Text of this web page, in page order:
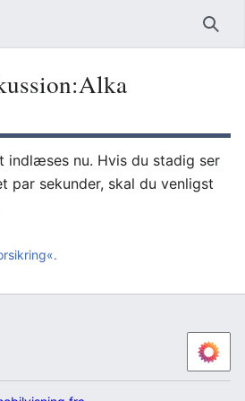
Søg
indlæses nu. Hvis du stadig ser
par sekunder, skal du venligst